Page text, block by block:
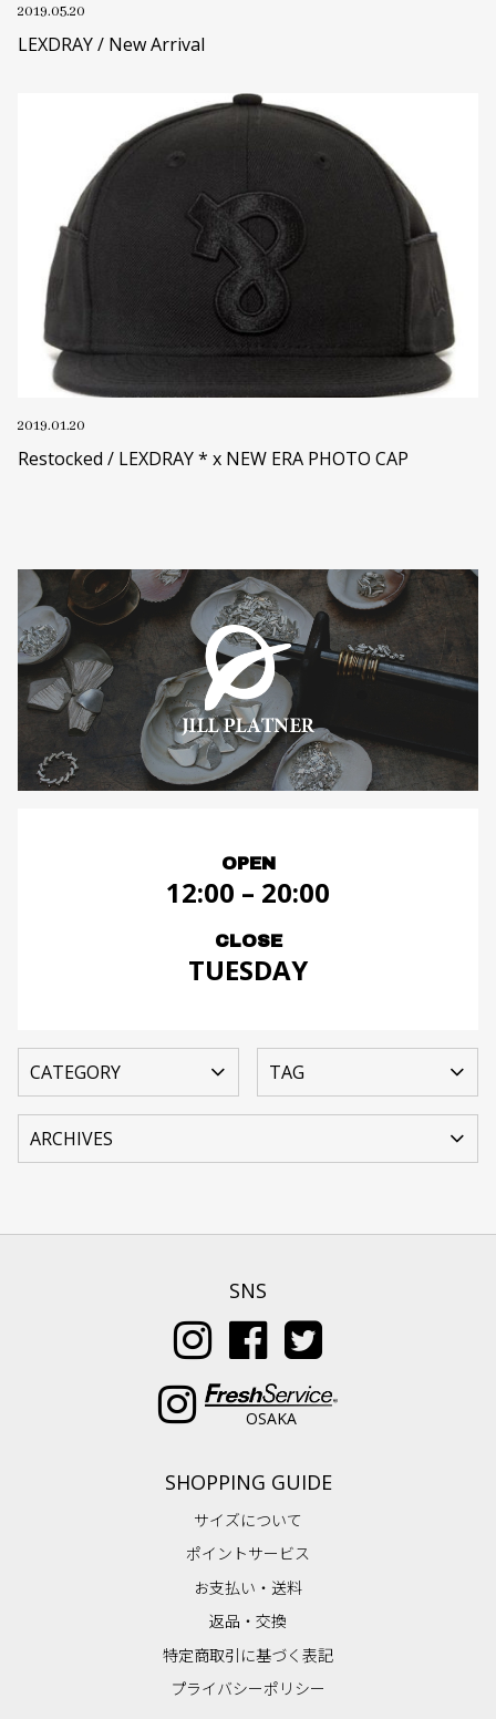
2019.05.20
LEXDRAY / New Arrival
2019.01.20
Restocked / LEXDRAY * x NEW ERA PHOTO CAP
OPEN
12:00 – 20:00
CLOSE
TUESDAY
SNS
OSAKA
SHOPPING GUIDE
サイズについて
ポイントサービス
お支払い・送料
返品・交換
特定商取引に基づく表記
プライバシーポリシー